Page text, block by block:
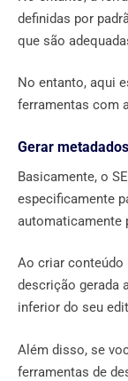
definidas por
que são
No entanto, aqui
ferramentas com
Gerar
Basicamente, o
especificamente
automaticamente
Ao criar conteúdo
descrição gerada
inferior do seu
Além disso, se
ferramentas de